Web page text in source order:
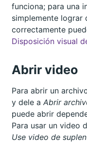
funciona; para una
simplemente lograr
correctamente
Disposición visual
Abrir video
Para abrir un
y dele a Abrir
puede abrir
Para usar un video
Use video de